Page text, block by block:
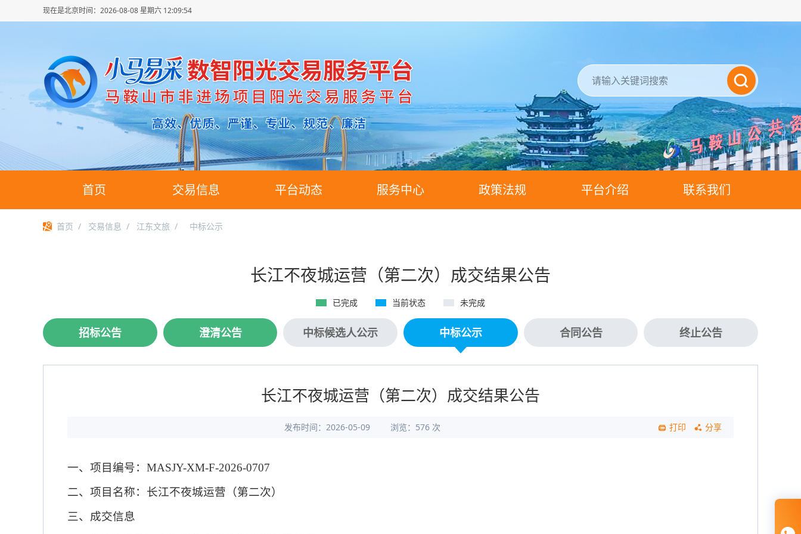
现在是北京时间： 2026-08-08 星期六 12:09:55
首页 交易信息 平台动态 服务中心 政策法规 平台介绍 联系我们
首页 / 交易信息 / 江东文旅 / 中标公示
长江不夜城运营（第二次）成交结果公告
已完成 当前状态 未完成
招标公告 澄清公告 中标候选人公示 中标公示 合同公告 终止公告
长江不夜城运营（第二次）成交结果公告
发布时间：2026-05-09 浏览： 576 次 分享
打印
一、项目编号： MASJY-XM-F-2026-0707
二、项目名称： 长江不夜城运营（第二次）
三、成交信息